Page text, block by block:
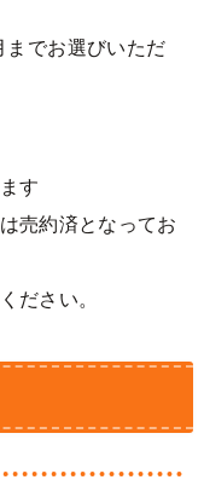
までお選びいただ
す
売約済となってお
ださい。